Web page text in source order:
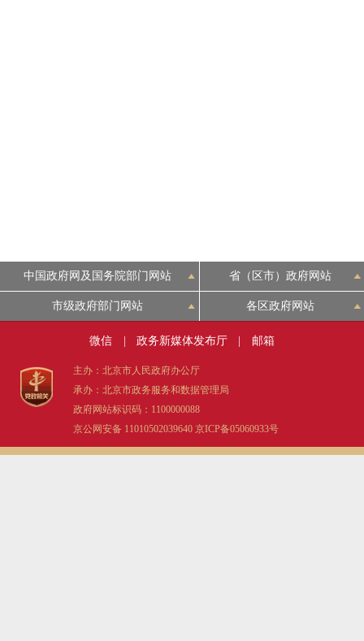
中国政府网及国务院部门网站 省（区市）政府网站
市级政府部门网站 各区政府网站
微信 政务新媒体发布厅 邮箱
主办：北京市人民政府办公厅
承办：北京市政务服务和数据管理局
政府网站标识码：1100000088
京公网安备 11010502039640 京ICP备05060933号